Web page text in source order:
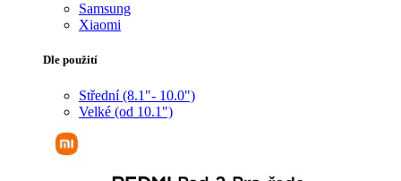
Samsung
Xiaomi
Dle použití
Střední (8.1"- 10.0")
Velké (od 10.1")